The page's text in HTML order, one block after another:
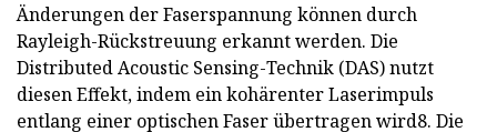
Änderungen der Faserspannung können durch
Rayleigh-Rückstreuung erkannt werden. Die
Distributed Acoustic Sensing-Technik (DAS) nutzt
diesen Effekt, indem ein kohärenter Laserimpuls
entlang einer optischen Faser übertragen wird8. Die